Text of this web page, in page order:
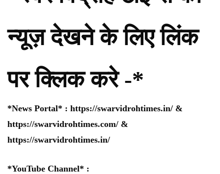
न्यूज़ देखने के लिए लिंक
पर क्लिक करे -*
*News Portal* : https://swarvidrohtimes.in/ &
https://swarvidrohtimes.com/ &
https://swarvidrohtimes.in/
*YouTube Channel* :